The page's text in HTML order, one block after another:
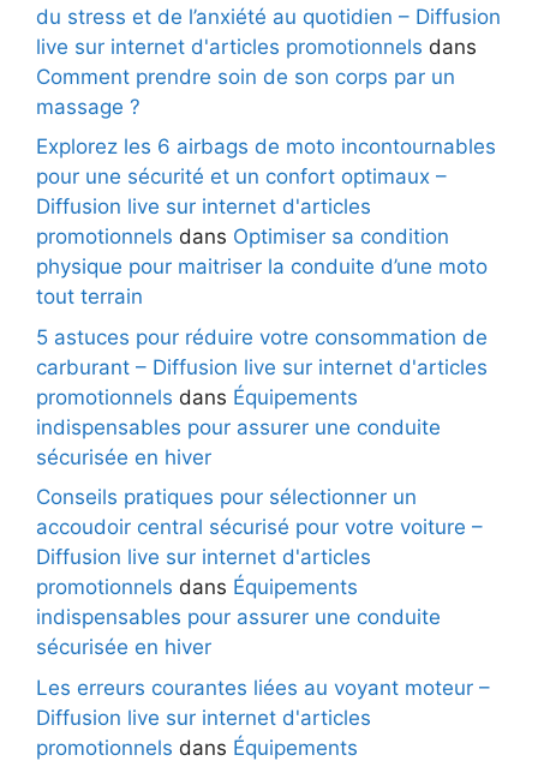
du stress et de l’anxiété au quotidien – Diffusion
live sur internet d'articles promotionnels dans
Comment prendre soin de son corps par un
massage ?
Explorez les 6 airbags de moto incontournables
pour une sécurité et un confort optimaux –
Diffusion live sur internet d'articles
promotionnels dans Optimiser sa condition
physique pour maitriser la conduite d’une moto
tout terrain
5 astuces pour réduire votre consommation de
carburant – Diffusion live sur internet d'articles
promotionnels dans Équipements
indispensables pour assurer une conduite
sécurisée en hiver
Conseils pratiques pour sélectionner un
accoudoir central sécurisé pour votre voiture –
Diffusion live sur internet d'articles
promotionnels dans Équipements
indispensables pour assurer une conduite
sécurisée en hiver
Les erreurs courantes liées au voyant moteur –
Diffusion live sur internet d'articles
promotionnels dans Équipements